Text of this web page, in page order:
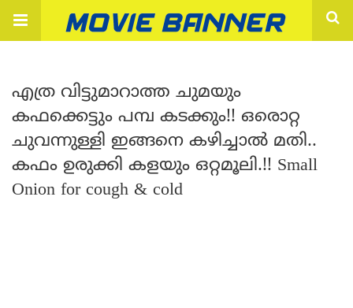
എത്ര വിട്ടുമാറാത്ത ചുമയും
കഫക്കെട്ടും പമ്പ കടക്കും!! ഒരൊറ്റ
ചുവന്നുള്ളി ഇങ്ങനെ കഴിച്ചാൽ മതി..
കഫം ഉരുക്കി കളയും ഒറ്റമൂലി.!! Small
Onion for cough & cold